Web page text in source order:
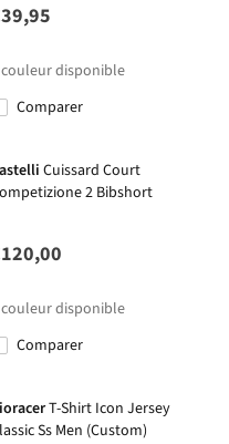
couleur disponible
Comparer
Cuissard Court
2 Bibshort
couleur disponible
Comparer
T-Shirt Icon Jersey
Ss Men (Custom)